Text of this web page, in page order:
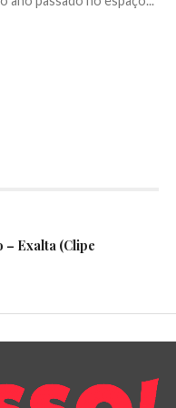
– Exalta (Clipe